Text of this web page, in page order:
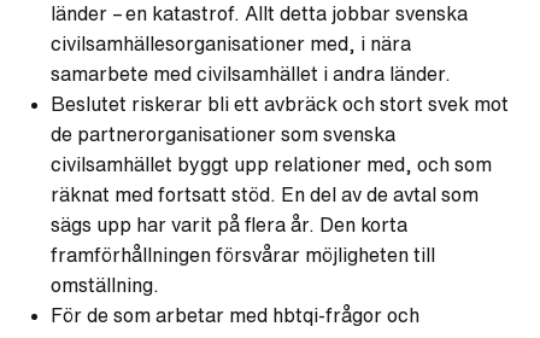
länder – en katastrof. Allt detta jobbar svenska
civilsamhällesorganisationer med, i nära
samarbete med civilsamhället i andra länder.
Beslutet riskerar bli ett avbräck och stort svek mot
de partnerorganisationer som svenska
civilsamhället byggt upp relationer med, och som
räknat med fortsatt stöd. En del av de avtal som
sägs upp har varit på flera år. Den korta
framförhållningen försvårar möjligheten till
omställning.
För de som arbetar med hbtqi-frågor och